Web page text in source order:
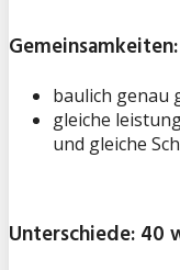
baulich genau
gleiche
und gleiche
Unterschiede: 40